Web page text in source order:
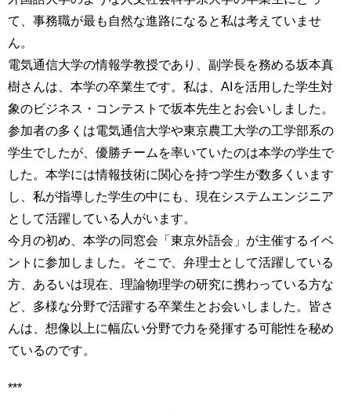
て、事務職が最も自然な進路になると私は考えていませ
ん。
電気通信大学の情報学教授であり、副学長を務める坂本真
樹さんは、本学の卒業生です。私は、AIを活用した学生対
象のビジネス・コンテストで坂本先生とお会いしました。
参加者の多くは電気通信大学や東京農工大学の工学部系の
学生でしたが、優勝チームを率いていたのは本学の学生で
した。本学には情報技術に関心を持つ学生が数多くいます
し、私が指導した学生の中にも、現在システムエンジニア
として活躍している人がいます。
今月の初め、本学の同窓会「東京外語会」が主催するイベ
ントに参加しました。そこで、弁理士として活躍している
方、あるいは現在、理論物理学の研究に携わっている方な
ど、多様な分野で活躍する卒業生とお会いしました。皆さ
んは、想像以上に幅広い分野で力を発揮する可能性を秘め
ているのです。
***